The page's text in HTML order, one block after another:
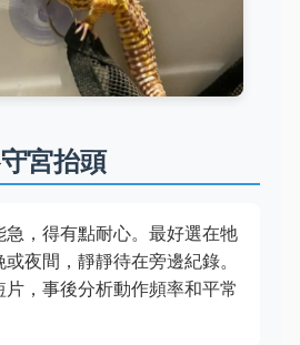
宮抬頭
，得有點耐心。最好選在牠
夜間，靜靜待在旁邊紀錄。
，事後分析動作頻率和平常